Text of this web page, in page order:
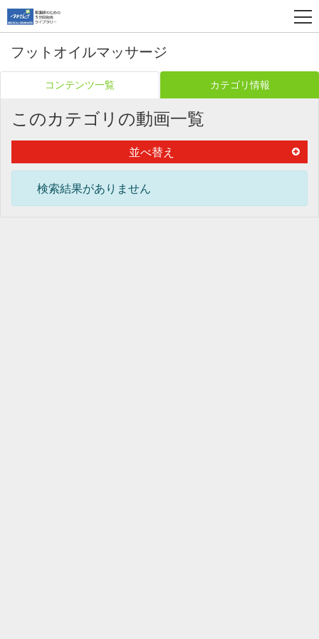
フットオイルマッサージ
コンテンツ一覧 カテゴリ情報
このカテゴリの動画一覧
並べ替え
検索結果がありません